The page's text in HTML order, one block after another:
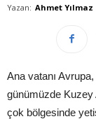
Yazan: Ahmet Yılmaz
Ana vatanı
günümüzde Kuzey
çok bölgesinde